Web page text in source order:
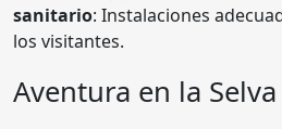
sanitario: Instalaciones
los visitantes.
Aventura en la